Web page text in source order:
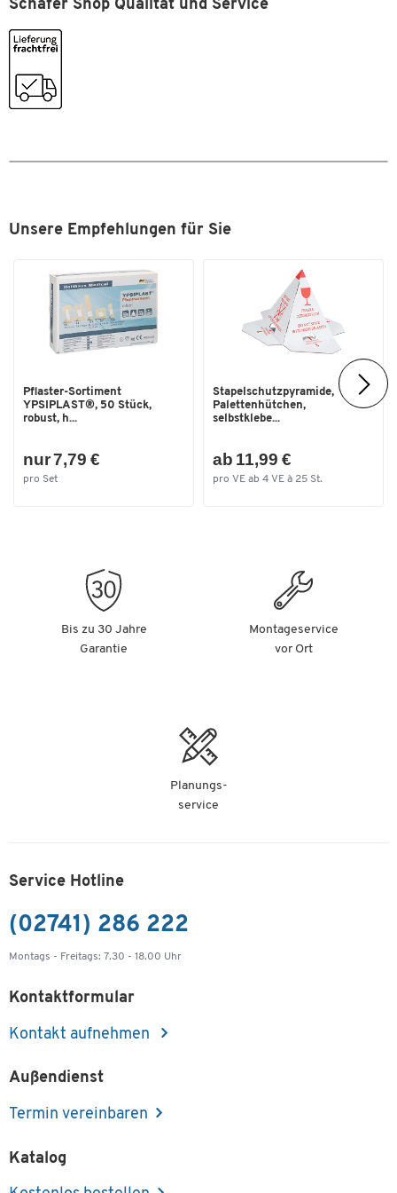
Sicherheitsscheren des Herstellers
Mehrere Verstaumöglichkeiten für eine organisierte
Aufbewahrung
Flexibel kombinierbar: Messer/Stift, Messer/Schere,
Messer/Messer
Zwei Trageoptionen:
Kleidung
Material: Nylon, bei 40°C waschbar
Farbe: schwarz
Maße: L 215 x B 60 mm
Schäfer Shop Qualität und Service
Unsere Empfehlungen für Sie
Pflaster-Sortiment
YPSIPLAST®, 50 Stück,
robust, h...
nur 7,79 €
pro Set
Stapelschutzpyramide,
Palettenhütchen,
selbstklebe...
ab 11,99 €
pro VE ab 4 VE à 25 St.
Zum Zoomen doppeltippen
Bis zu 30 Jahre
Garantie
Montageservice
vor Ort
Planungs-
service
Service Hotline
(02741) 286 222
Montags - Freitags: 7.30 - 18.00 Uhr
Kontaktformular
Kontakt aufnehmen
Außendienst
Termin vereinbaren
Katalog